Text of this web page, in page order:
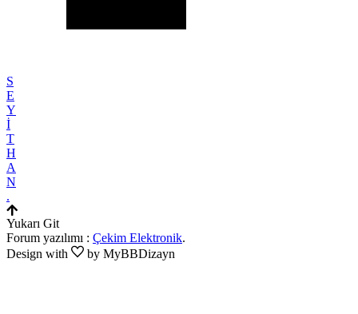
S
E
Y
İ
T
H
A
N
.
Yukarı Git
Forum yazılımı : Çekim Elektronik.
Design with
by MyBBDizayn